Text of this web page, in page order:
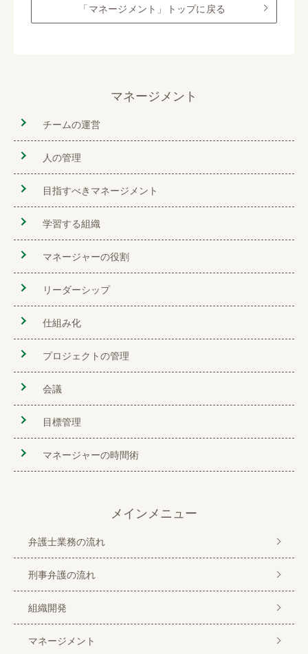
「マネージメント」トップに戻る
マネージメント
チームの運営
人の管理
目指すべきマネージメント
学習する組織
マネージャーの役割
リーダーシップ
仕組み化
プロジェクトの管理
会議
目標管理
マネージャーの時間術
メインメニュー
弁護士業務の流れ
刑事弁護の流れ
組織開発
マネージメント